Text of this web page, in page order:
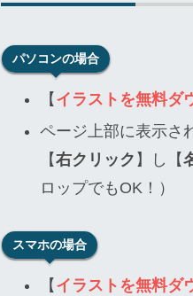
パソコンの場合
【 イラストを無料ダ
ページ上部に表示さ
【右クリック 】し【
ロップでもOK！）
スマホの場合
【 イラストを無料ダ